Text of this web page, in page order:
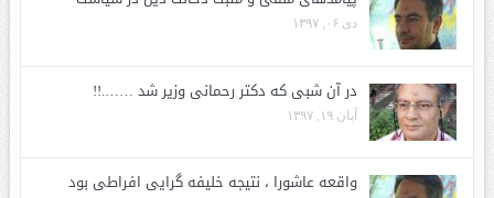
دی ۰۶, ۱۳۹۷
در آن شبی که دکتر رحمانی وزیر شد …….!!
آبان ۱۹, ۱۳۹۷
واقعه عاشورا ، نتیجه خلیفه گرایی افراطی بود